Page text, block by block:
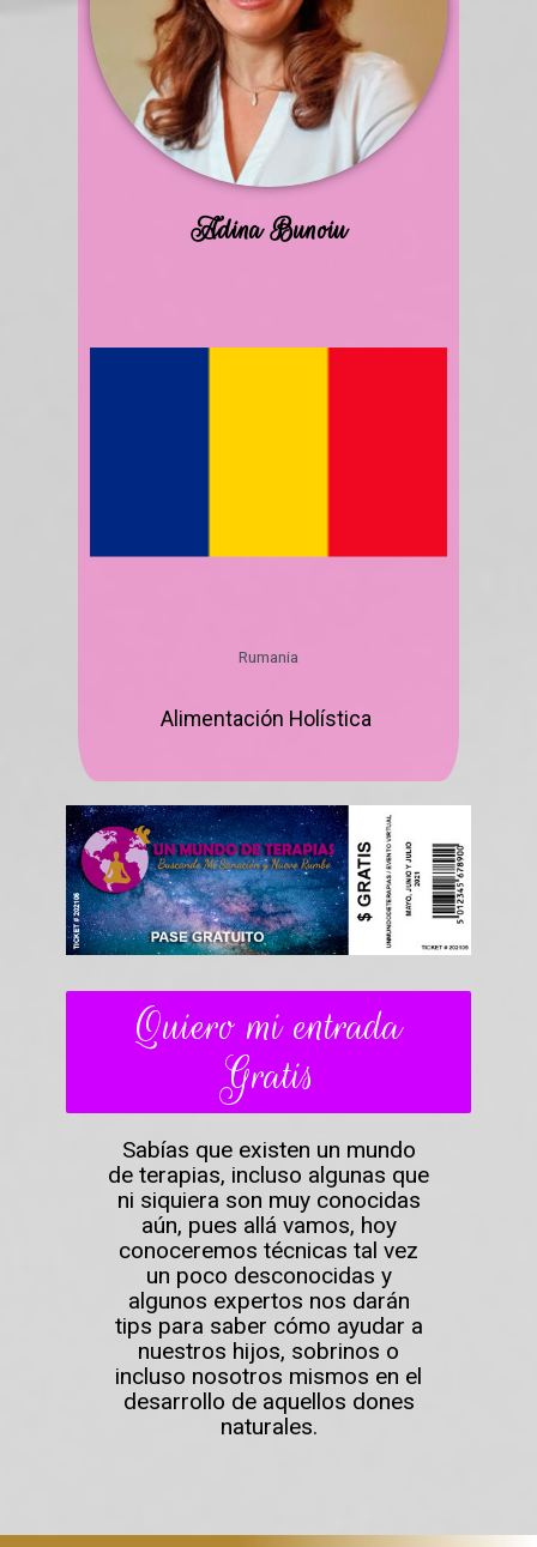
Adina Bunoiu
Rumania
Alimentación Holística
Quiero mi entrada
Gratis
Sabías que existen un mundo
de terapias, incluso algunas que
ni siquiera son muy conocidas
aún, pues allá vamos, hoy
conoceremos técnicas tal vez
un poco desconocidas y
algunos expertos nos darán
tips para saber cómo ayudar a
nuestros hijos, sobrinos o
incluso nosotros mismos en el
desarrollo de aquellos dones
naturales.